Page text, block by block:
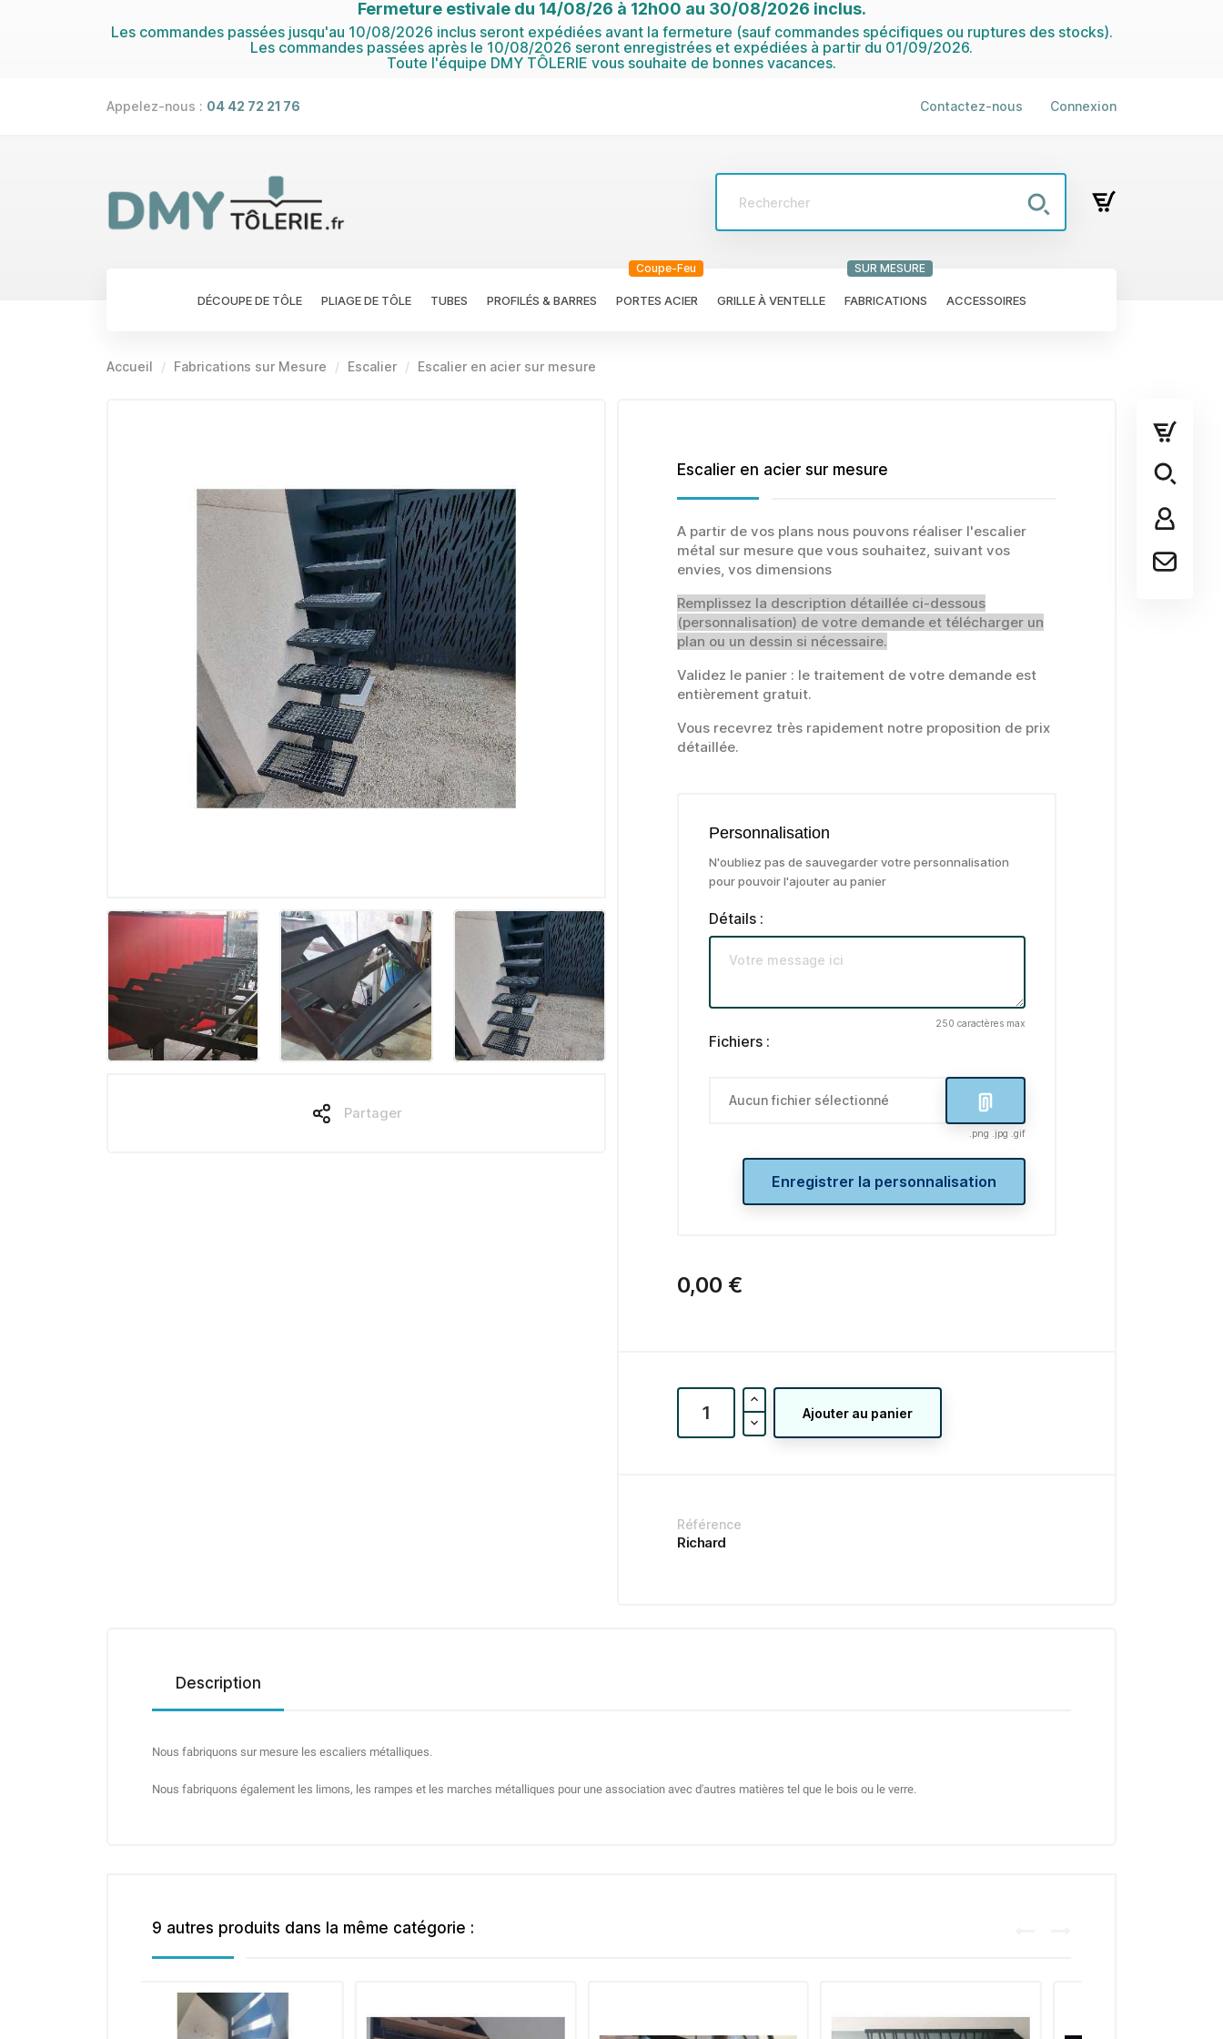
Fermeture estivale du 14/08/26 à 12h00 au 30/08/2026 inclus.
Les commandes passées jusqu'au 10/08/2026 inclus seront expédiées avant la fermeture (sauf commandes spécifiques ou ruptures des stocks).
Les commandes passées après le 10/08/2026 seront enregistrées et expédiées à partir du 01/09/2026.
Toute l'équipe DMY TÔLERIE vous souhaite de bonnes vacances.
Appelez-nous : 04 42 72 21 76 Contactez-nous Connexion
DÉCOUPE DE TÔLE PLIAGE DE TÔLE TUBES PROFILÉS & BARRES PORTES ACIER
Coupe-Feu
GRILLE À VENTELLE FABRICATIONS
SUR MESURE
ACCESSOIRES
Accueil Fabrications sur Mesure Escalier Escalier en acier sur mesure
Partager
Escalier en acier sur mesure
A partir de vos plans nous pouvons réaliser l'escalier
métal sur mesure que vous souhaitez, suivant vos
envies, vos dimensions
Remplissez la description détaillée ci-dessous
(personnalisation) de votre demande et télécharger un
plan ou un dessin si nécessaire.
Validez le panier : le traitement de votre demande est
entièrement gratuit.
Vous recevrez très rapidement notre proposition de prix
détaillée.
Personnalisation
N'oubliez pas de sauvegarder votre personnalisation
pour pouvoir l'ajouter au panier
Détails :
250 caractères max
Fichiers :
Aucun fichier sélectionné
.png .jpg .gif
Enregistrer la personnalisation
0,00 €
Ajouter au panier
Référence
Richard
Description
Nous fabriquons sur mesure les escaliers métalliques.
Nous fabriquons également les limons, les rampes et les marches métalliques pour une association avec d'autres matières tel que le bois ou le verre.
9 autres produits dans la même catégorie :